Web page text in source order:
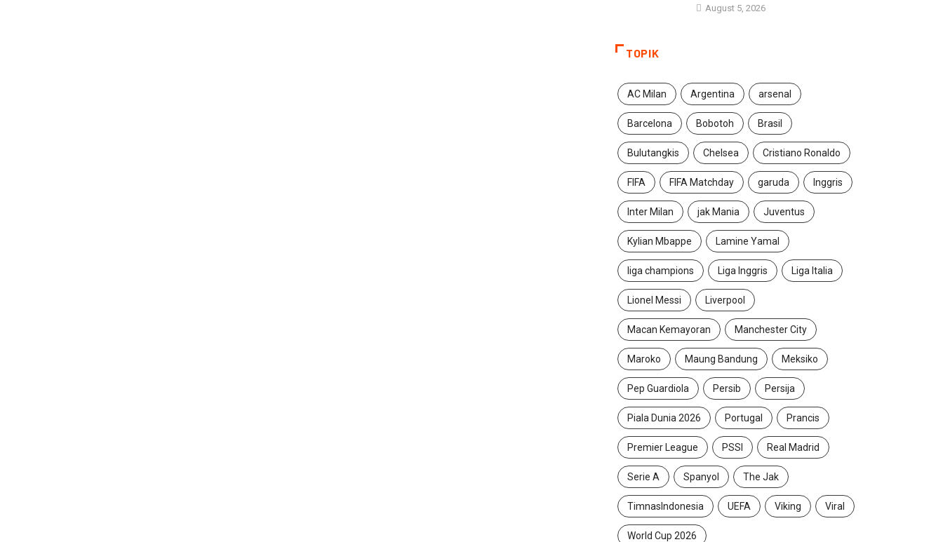
August 5, 2026
TOPIK
AC Milan Argentina arsenal
Barcelona Bobotoh Brasil
Bulutangkis Chelsea Cristiano Ronaldo
FIFA FIFA Matchday garuda Inggris
Inter Milan jak Mania Juventus
Kylian Mbappe Lamine Yamal
liga champions Liga Inggris Liga Italia
Lionel Messi Liverpool
Macan Kemayoran Manchester City
Maroko Maung Bandung Meksiko
Pep Guardiola Persib Persija
Piala Dunia 2026 Portugal Prancis
Premier League PSSI Real Madrid
Serie A Spanyol The Jak
TimnasIndonesia UEFA Viking Viral
World Cup 2026